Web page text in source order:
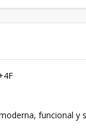
funcional y